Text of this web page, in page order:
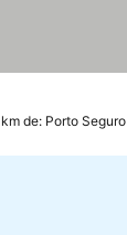
de: Porto Seguro